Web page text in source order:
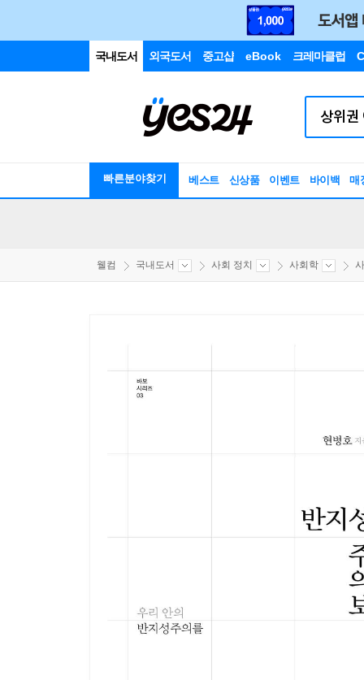
국내도서 외국도서 중고샵 eBook 크레마클럽
빠른분야찾기 베스트 신상품 이벤트 바이백 매
웰컴 국내도서 사회 정치 사회학